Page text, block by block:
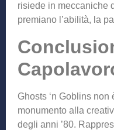
risiede in meccaniche
premiano l’abilità, la
Ghosts ‘n Goblins
monumento alla
degli anni ’80.